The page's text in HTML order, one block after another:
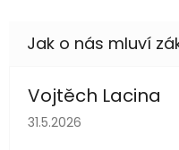
Vojtěch Lacina
Hodnocení obchodu
31.5.2026